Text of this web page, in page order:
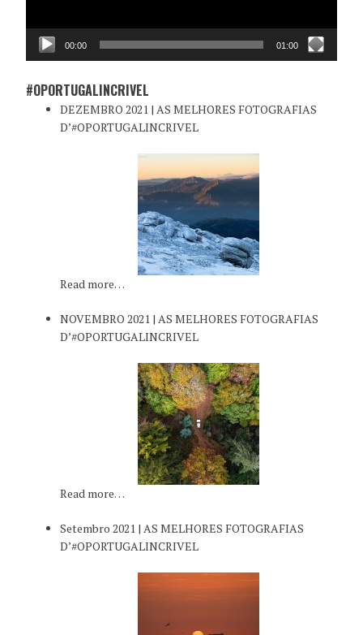
00:00 01:00
#OPORTUGALINCRIVEL
DEZEMBRO 2021 | AS MELHORES FOTOGRAFIAS
D’#OPORTUGALINCRIVEL
Read more…
NOVEMBRO 2021 | AS MELHORES FOTOGRAFIAS
D’#OPORTUGALINCRIVEL
Read more…
Setembro 2021 | AS MELHORES FOTOGRAFIAS
D’#OPORTUGALINCRIVEL